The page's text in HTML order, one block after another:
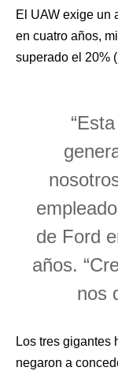
El UAW exige un
en cuatro años,
superado el 20%
de Ford
años.
nos
Los tres gigantes
negaron a